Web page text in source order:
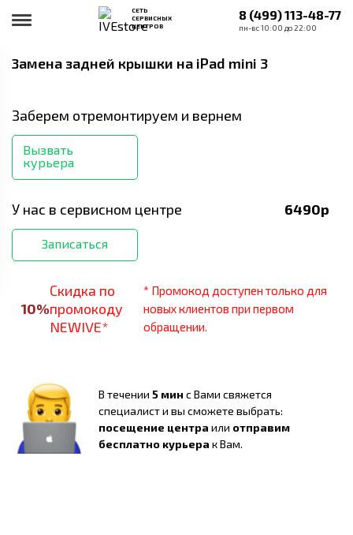
СЕТЬ
СЕРВИСНЫХ
ЦЕНТРОВ
8 (499) 113-48-77
пн-вс 10:00 до 22:00
Замена задней крышки на iPad mini 3
Заберем отремонтируем и вернем
Вызвать
курьера
У нас в сервисном центре 6490р
Записаться
10%
Скидка по
промокоду
NEWIVE*
* Промокод доступен только для
новых клиентов при первом
обращении.
В течении 5 мин с Вами свяжется
специалист и вы сможете выбрать:
посещение центра или отправим
бесплатно курьера к Вам.